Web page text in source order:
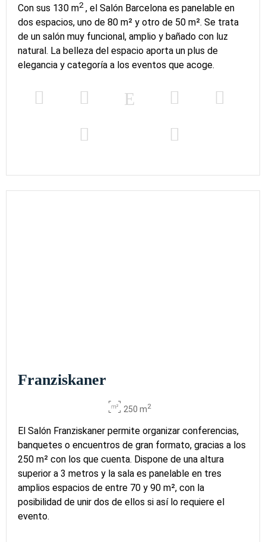
Con sus 130 m2, el Salón Barcelona es panelable en
dos espacios, uno de 80 m² y otro de 50 m². Se trata
de un salón muy funcional, amplio y bañado con luz
natural. La belleza del espacio aporta un plus de
elegancia y categoría a los eventos que acoge.
Franziskaner
250 m2
El Salón Franziskaner permite organizar conferencias,
banquetes o encuentros de gran formato, gracias a los
250 m² con los que cuenta. Dispone de una altura
superior a 3 metros y la sala es panelable en tres
amplios espacios de entre 70 y 90 m², con la
posibilidad de unir dos de ellos si así lo requiere el
evento.